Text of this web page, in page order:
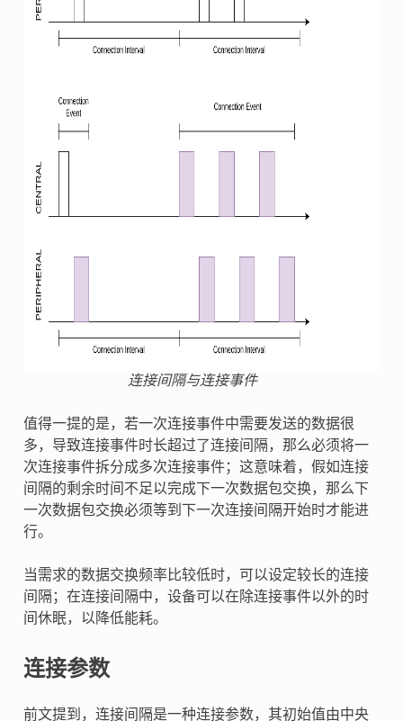
连接间隔与连接事件
值得一提的是，若一次连接事件中需要发送的数据很
多，导致连接事件时长超过了连接间隔，那么必须将一
次连接事件拆分成多次连接事件；这意味着，假如连接
间隔的剩余时间不足以完成下一次数据包交换，那么下
一次数据包交换必须等到下一次连接间隔开始时才能进
行。
当需求的数据交换频率比较低时，可以设定较长的连接
间隔；在连接间隔中，设备可以在除连接事件以外的时
间休眠，以降低能耗。
连接参数
前文提到，连接间隔是一种连接参数，其初始值由中央